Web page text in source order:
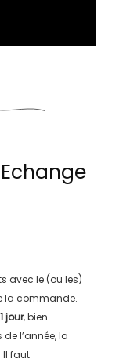
avec le (ou les)
la commande.
1 jour, bien
l’année, la
Il faut